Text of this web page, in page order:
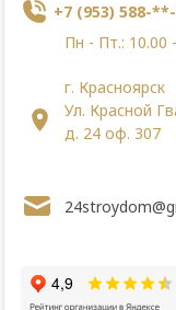
+7 (953) 588-
Пн - Пт.: 10.00
г. Красноярск
Ул. Красной
д. 24 оф. 307